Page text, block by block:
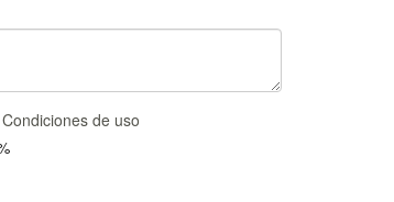
Condiciones de uso